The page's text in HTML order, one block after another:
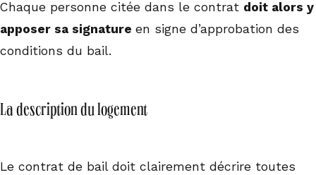
Chaque personne citée dans le contrat doit alors y
apposer sa signature en signe d’approbation des
conditions du bail.
La description du logement
Le contrat de bail doit clairement décrire toutes